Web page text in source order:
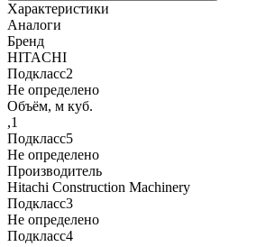
Характеристики
Аналоги
Бренд
HITACHI
Подкласс2
Не определено
Объём, м куб.
,1
Подкласс5
Не определено
Производитель
Hitachi Construction Machinery
Подкласс3
Не определено
Подкласс4